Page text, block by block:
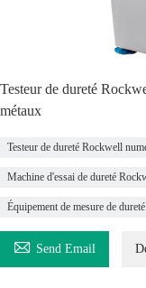
Testeur de dureté
métaux
Testeur de dureté Rockwell
Machine d'essai de dureté
Équipement de mesure de
 Send Email